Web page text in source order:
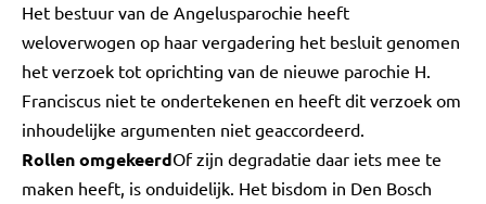
Het bestuur van de Angelusparochie heeft
weloverwogen op haar vergadering het besluit genomen
het verzoek tot oprichting van de nieuwe parochie H.
Franciscus niet te ondertekenen en heeft dit verzoek om
inhoudelijke argumenten niet geaccordeerd.
Rollen omgekeerdOf zijn degradatie daar iets mee te
maken heeft, is onduidelijk. Het bisdom in Den Bosch